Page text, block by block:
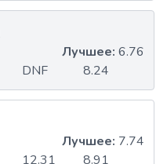
DNF 8.24
Лучшее: 6.76
12.31 8.91
Лучшее: 7.74